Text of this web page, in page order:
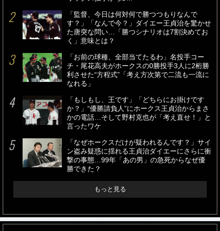
「監督、今日は何対何で勝つつもりなんで
す？」「なんで今？」ダイエー王貞治を驚かせ
た唐突な問い…「勝つシナリオは7割決めてお
く」意味とは？
「お前の球種、全部当てたるわ」名投手コー
チ・尾花高夫がホークスの0勝投手3人に2桁勝
利させた“方程式”「考え方次第で二流も一流に
なれる」
「もしもし、王です」「どちらにお掛けです
か？」“優勝請負人”にホークス王貞治からまさ
かの電話…そして野村克也が「考え直せ！」と
言ったワケ
「なぜホークスだけが疑われるんです？」サイ
ン盗み疑惑に揺れる王貞治ダイエーにさらに衝
撃の事態…99年「あの男」の急死からなぜ優
勝できた？
もっと見る